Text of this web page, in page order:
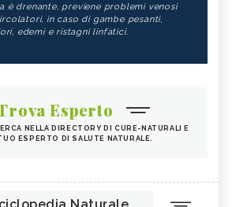
è drenante, previene problemi venosi
in caso di gambe pesanti,
edemi e ristagni linfatici.
Esperto
NELLA DIRECTORY DI CURE-NATURALI E
ESPERTO DI SALUTE NATURALE.